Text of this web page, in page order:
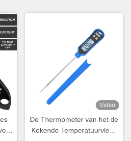
Video
De Thermometer van het de
Kokende Temperatuurvlees